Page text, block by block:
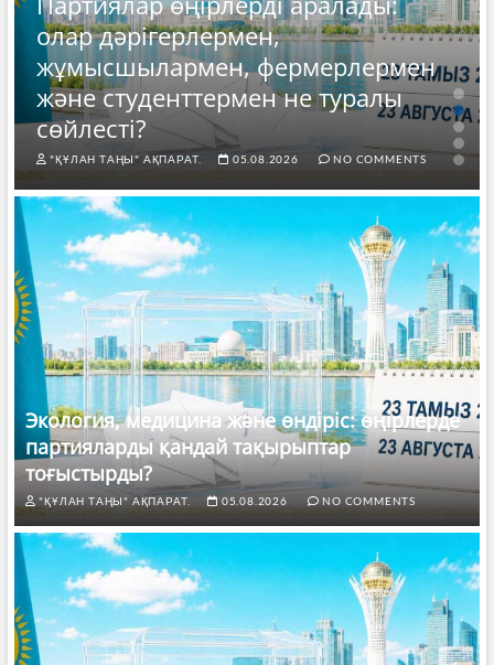
олар дәрігерлермен,
жұмысшылармен, фермерлермен
және студенттермен не туралы
сөйлесті?
"ҚҰЛАН ТАҢЫ" АҚПАРАТ. 05.08.2026 NO COMMENTS
Экология, медицина және өндіріс: өңірлерде
партияларды қандай тақырыптар
тоғыстырды?
"ҚҰЛАН ТАҢЫ" АҚПАРАТ. 05.08.2026 NO COMMENTS